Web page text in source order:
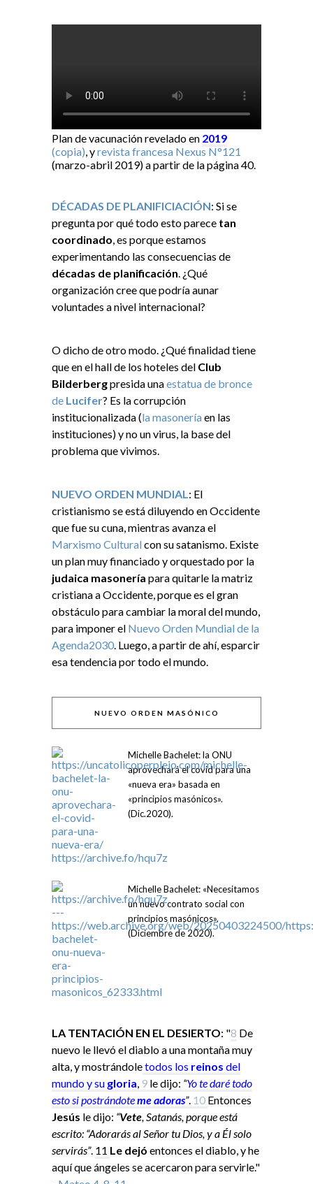
Plan de vacunación revelado en 2019
(copia), yrevista francesa Nexus N°121
(marzo-abril 2019) a partir de la página 40.
DÉCADAS DE PLANIFICIACIÓN: Si se
pregunta por qué todo esto parece tan
coordinado, es porque estamos
experimentando las consecuencias de
décadas de planificación. ¿Qué
organización cree que podría aunar
voluntades a nivel internacional?
O dicho de otro modo. ¿Qué finalidad tiene
que en el hall de los hoteles del Club
Bilderbergpresida unaestatua de bronce
de Lucifer? Es la corrupción
institucionalizada (la masoneríaen las
instituciones) y no un virus, la base del
problema que vivimos.
NUEVO ORDEN MUNDIAL: El
cristianismo se está diluyendo en Occidente
que fue su cuna, mientras avanza el
Marxismo Culturalcon su satanismo. Existe
un plan muy financiado y orquestado por la
judaica masonería para quitarle la matriz
cristiana a Occidente, porque es el gran
obstáculo para cambiar la moral del mundo,
para imponer el Nuevo Orden Mundial de la
Agenda2030. Luego, a partir de ahí, esparcir
esa tendencia por todo el mundo.
NUEVO ORDEN MASÓNICO
Michelle Bachelet: la ONU
aprovechará el covid para una
«nueva era» basada en
«principios masónicos».
(Dic.2020).
Michelle Bachelet: «Necesitamos
un nuevo contrato social con
principios masónicos».
(Diciembre de 2020).
LA TENTACIÓN EN EL DESIERTO: "8 De
nuevo le llevó el diablo a una montaña muy
alta, y mostrándoletodos los reinos del
mundo y su gloria, 9 le dijo: “Yote daré todo
esto sipostrándoteme adoras”. 10 Entonces
Jesús le dijo: “Vete, Satanás, porque está
escrito: “Adorarás al Señor tu Dios, y a Él solo
servirás”. 11 Le dejó entonces el diablo, y he
aquí que ángeles se acercaron para servirle."